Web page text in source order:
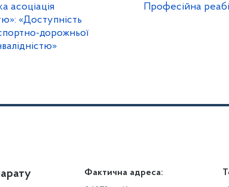
асоціація
«Доступність
дорожньої
Професійна
Фактична адреса: